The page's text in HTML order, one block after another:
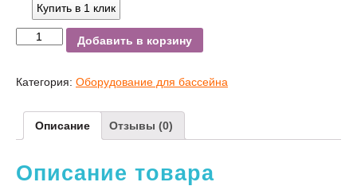
Купить в 1 клик
Добавить в корзину
Категория: Оборудование для бассейна
Описание Отзывы (0)
Описание товара